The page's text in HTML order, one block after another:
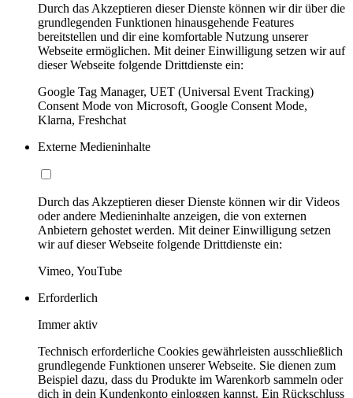
Durch das Akzeptieren dieser Dienste können wir dir über die
grundlegenden Funktionen hinausgehende Features
bereitstellen und dir eine komfortable Nutzung unserer
Webseite ermöglichen. Mit deiner Einwilligung setzen wir auf
dieser Webseite folgende Drittdienste ein:
Google Tag Manager, UET (Universal Event Tracking)
Consent Mode von Microsoft, Google Consent Mode,
Klarna, Freshchat
Externe Medieninhalte
Durch das Akzeptieren dieser Dienste können wir dir Videos
oder andere Medieninhalte anzeigen, die von externen
Anbietern gehostet werden. Mit deiner Einwilligung setzen
wir auf dieser Webseite folgende Drittdienste ein:
Vimeo, YouTube
Erforderlich
Immer aktiv
Technisch erforderliche Cookies gewährleisten ausschließlich
grundlegende Funktionen unserer Webseite. Sie dienen zum
Beispiel dazu, dass du Produkte im Warenkorb sammeln oder
dich in dein Kundenkonto einloggen kannst. Ein Rückschluss